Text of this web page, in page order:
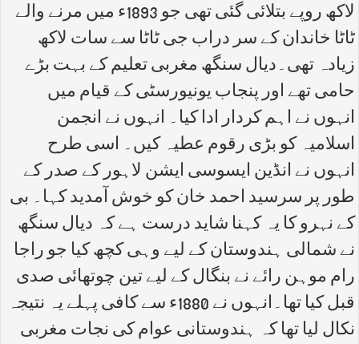
لاکھ روپے بتلائی گئی تھی جو 1893ء میں مرنے والے
ٹاٹا خاندان کے سر دراب جی ٹاٹا سے سات لاکھ
زیادہ تھی۔دیال سنگھ مغربی تعلیم کے بہت بڑے
حامی تھے اور پنجاب یونیورسٹی کے قیام میں
انہوں نے اہم کردار ادا کیا۔ انہوں نے انجمن
اسلامیہ کو بڑی رقوم عطیہ کیں۔ اسی طرح
انہوں نے انڈین ایسوسی ایشن لاہور کے صدر کے
طور پر سرسید احمد خان کو خوش آمدید کہا۔ بی
کے نہرو کا یہ کہنا شاید درست ہے کہ دیال سنگھ
نے شمالی ہندوستان کے لیے وہی کچھ کیا جو راجا
رام موہن رائے نے بنگال کے لیے تین چوتھائی صدی
قبل کیا تھا۔انہوں نے 1880ء سے کافی پہلے یہ نتیجہ
نکال لیا تھا کہ ہندوستانی عوام کی نجات مغربی